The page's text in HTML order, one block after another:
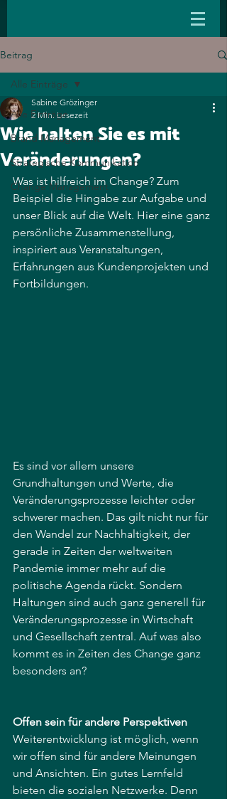
Beitrag
Alle Einträge
Brand Management
Strategische Kommunikation
Change Management
Alle Einträge
Wie halten Sie es mit
Veränderungen?
Sabine Grözinger
2 Min. Lesezeit
Was ist hilfreich im Change? Zum
Beispiel die Hingabe zur Aufgabe und
unser Blick auf die Welt. Hier eine ganz
persönliche Zusammenstellung,
inspiriert aus Veranstaltungen,
Erfahrungen aus Kundenprojekten und
Fortbildungen.
Es sind vor allem unsere
Grundhaltungen und Werte, die
Veränderungsprozesse leichter oder
schwerer machen. Das gilt nicht nur für
den Wandel zur Nachhaltigkeit, der
gerade in Zeiten der weltweiten
Pandemie immer mehr auf die
politische Agenda rückt. Sondern
Haltungen sind auch ganz generell für
Veränderungsprozesse in Wirtschaft
und Gesellschaft zentral. Auf was also
kommt es in Zeiten des Change ganz
besonders an?
Offen sein für andere Perspektiven
Weiterentwicklung ist möglich, wenn
wir offen sind für andere Meinungen
und Ansichten. Ein gutes Lernfeld
bieten die sozialen Netzwerke. Denn